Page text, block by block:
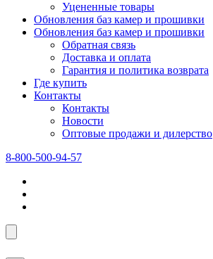
Уцененные товары
Обновления баз камер и прошивки
Обновления баз камер и прошивки
Обратная связь
Доставка и оплата
Гарантия и политика возврата
Где купить
Контакты
Контакты
Новости
Оптовые продажи и дилерство
8-800-500-94-57